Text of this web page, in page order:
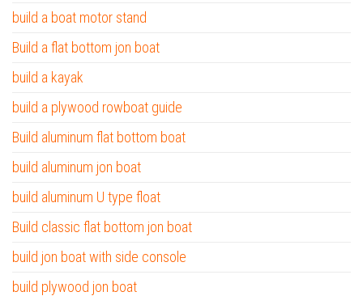
build a boat motor stand
Build a flat bottom jon boat
build a kayak
build a plywood rowboat guide
Build aluminum flat bottom boat
build aluminum jon boat
build aluminum U type float
Build classic flat bottom jon boat
build jon boat with side console
build plywood jon boat